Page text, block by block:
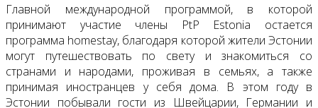
Главной международной программой, в которой
принимают участие члены PtP Estonia остается
программа homestay, благодаря которой жители Эстонии
могут путешествовать по свету и знакомиться со
странами и народами, проживая в семьях, а также
принимая иностранцев у себя дома. В этом году в
Эстонии побывали гости из Швейцарии, Германии и